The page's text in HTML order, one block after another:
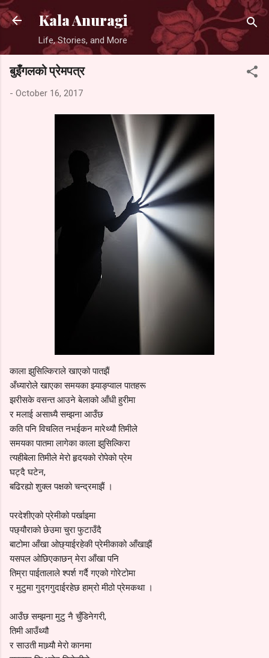
Skip to main content
Kala Anuragi
Life, Stories, and More
बुइँगलको प्रेमपत्र
- October 16, 2017
काला झुसिल्किराले खाएको पातझैं
अँध्यारोले खाएका समयका झ्याङ्प्वाल पातहरू
झरीसके वसन्त आउने बेलाको आँधी हुरीमा
र मलाई असाध्यै सम्झना आउँछ
कति पनि विचलित नभईकन मारेथ्यौ तिमीले
समयका पातमा लागेका काला झुसिल्किरा
त्यहीबेला तिमीले मेरो हृदयको रोपेको प्रेम
घट्दै घटेन,
बढिरह्यो शुक्ल पक्षको चन्द्रमाझैं ।
परदेशीएको प्रेमीको पर्खाइमा
पछ्यौराको छेउमा चुरा फुटाउँदै
बाटोमा आँखा ओछ्याईरहेकी प्रेमीकाको आँखाझैं
यसपल ओछिएकाछन् मेरा आँखा पनि
तिम्रा पाईतालाले श्पर्श गर्दै गएको गोरेटोमा
र मुटुमा गुद्गगुदाईरहेछ हाम्रो मीठो प्रेमकथा ।
आउँछ सम्झना मुटु नै चुँडिनेगरी,
तिमी आउँथ्यौ
र साउती माथ्र्याै मेरो कानमा